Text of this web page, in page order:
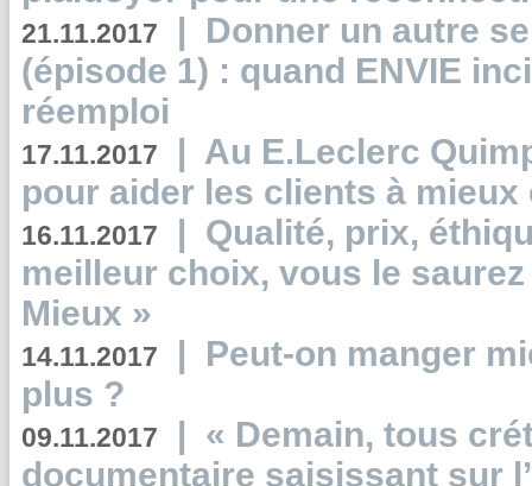
21.11.2017 | Donner un autre
(épisode 1) : quand ENVIE
réemploi
17.11.2017 | Au E.Leclerc
pour aider les clients à
16.11.2017 | Qualité, prix,
meilleur choix, vous le
Mieux »
14.11.2017 | Peut-on manger
plus ?
09.11.2017 | « Demain, tous
documentaire saisissant sur